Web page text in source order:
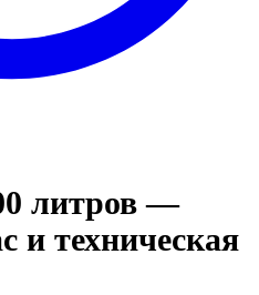
литров —
и техническая